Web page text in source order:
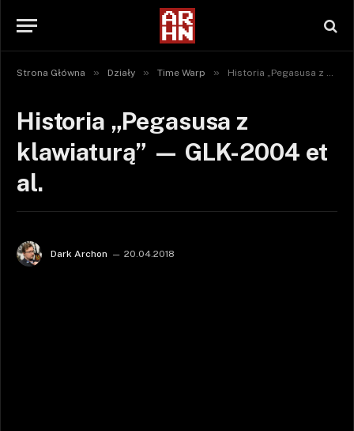
Strona Główna » Działy » Time Warp » Historia „Pegasusa z klawiaturą” — GLK-2004 et al.
Historia „Pegasusa z
klawiaturą” — GLK-2004 et
al.
Dark Archon 20.04.2018